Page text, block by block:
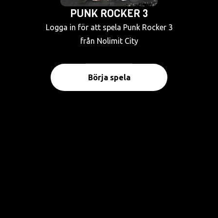
PUNK ROCKER 3
Logga in för att spela Punk Rocker 3
från Nolimit City
Börja spela